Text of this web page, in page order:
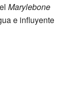
Marylebone
e influyente